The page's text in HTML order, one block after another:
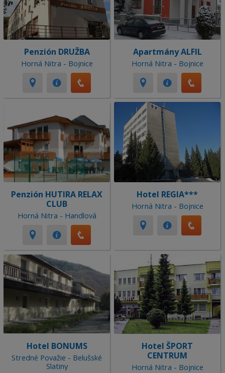
Penzión DRUŽBA
Horná Nitra - Bojnice
Apartmány ALFIL
Horná Nitra - Bojnice
Penzión HUTIRA RELAX
CLUB
Horná Nitra - Handlová
Hotel REGIA***
Horná Nitra - Bojnice
Hotel BONUMS
Stredné Považie - Belušské
Slatiny
Hotel ŠPORT
CENTRUM
Horná Nitra - Bojnice